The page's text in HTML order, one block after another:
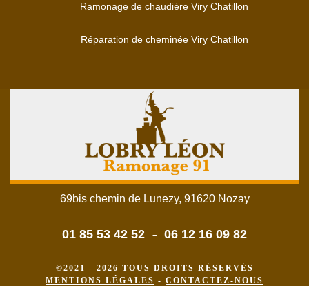
Ramonage de chaudière Viry Chatillon
Réparation de cheminée Viry Chatillon
69bis chemin de Lunezy, 91620 Nozay
01 85 53 42 52 - 06 12 16 09 82
©2021 - 2026 TOUS DROITS RÉSERVÉS
MENTIONS LÉGALES - CONTACTEZ-NOUS